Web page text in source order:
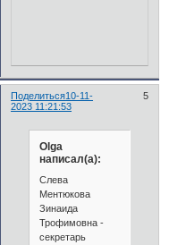
Поделиться 5
10-11-
2023 11:21:53
Olga
написал(а):
Слева
Ментюкова
Зинаида
Трофимовна -
секретарь